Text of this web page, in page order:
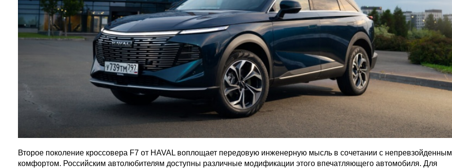
Второе поколение кроссовера F7 от HAVAL воплощает передовую инженерную мысль в сочетании с непревзойденным
комфортом. Российским автолюбителям доступны различные модификации этого впечатляющего автомобиля. Для